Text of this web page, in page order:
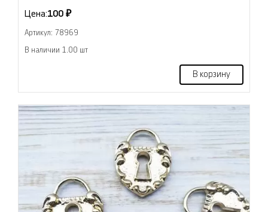
Цена:100 ₽
Артикул: 78969
В наличии 1.00 шт
В корзину